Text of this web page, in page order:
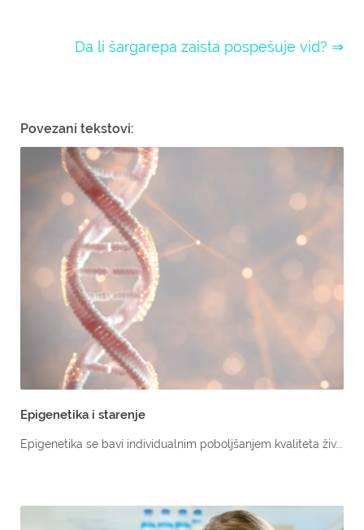
Da li šargarepa zaista pospešuje vid? ⇒
Povezani tekstovi:
Epigenetika i starenje
Epigenetika se bavi individualnim poboljšanjem kvaliteta živ...